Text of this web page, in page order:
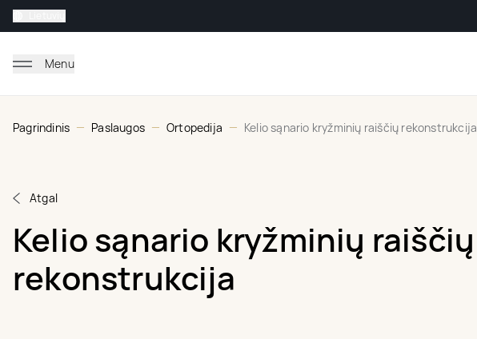
Menu
Pagrindinis Paslaugos Ortopedija Kelio sąnario kryžminių raiščių rekonstrukcija
Atgal
Kelio sąnario kryžminių raiščių
rekonstrukcija